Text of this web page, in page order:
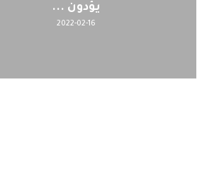
يؤدون ...
2022-02-16